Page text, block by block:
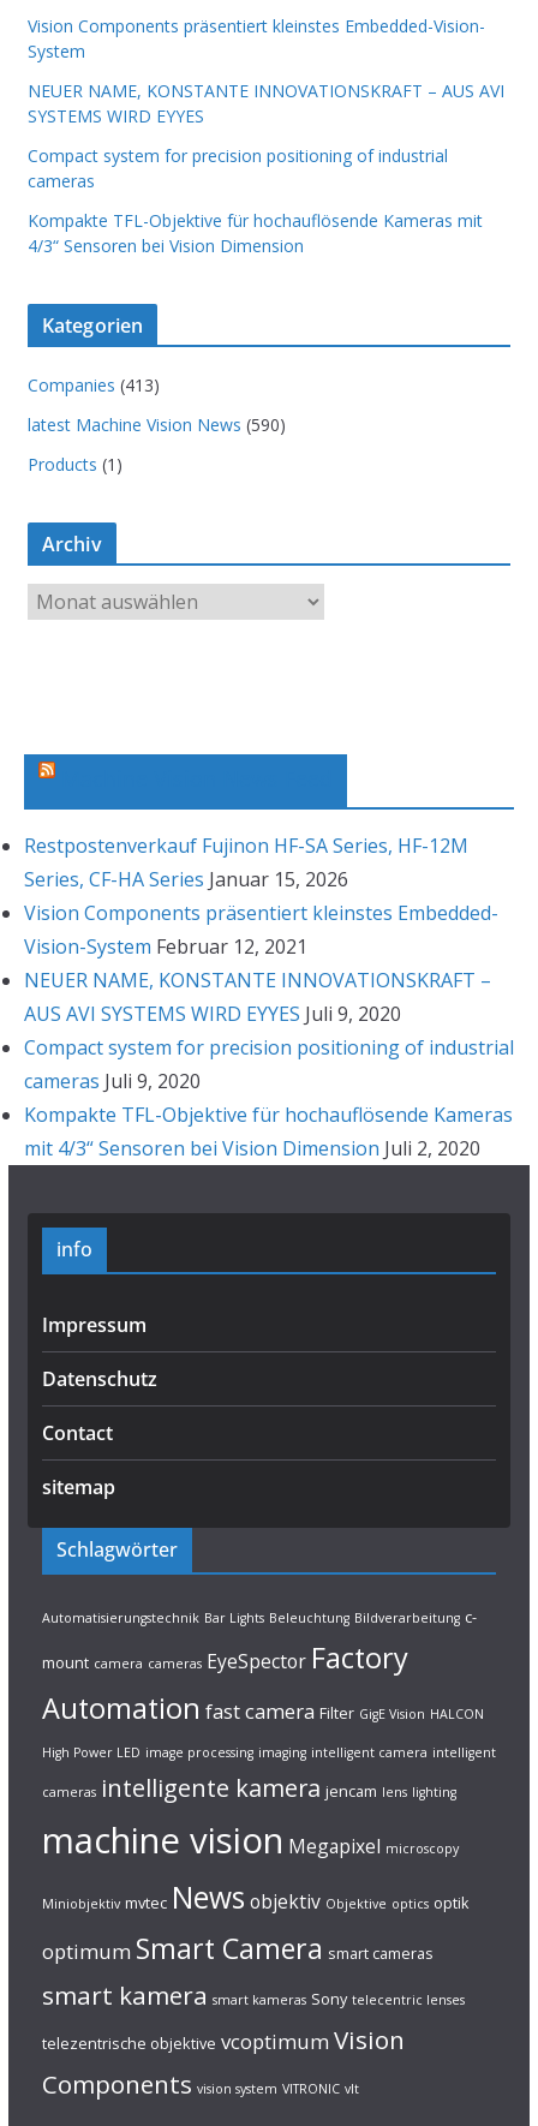
Vision Components präsentiert kleinstes Embedded-Vision-
System
NEUER NAME, KONSTANTE INNOVATIONSKRAFT – AUS AVI
SYSTEMS WIRD EYYES
Compact system for precision positioning of industrial
cameras
Kompakte TFL-Objektive für hochauflösende Kameras mit
4/3“ Sensoren bei Vision Dimension
Kategorien
Companies (413)
latest Machine Vision News (590)
Products (1)
Archiv
Restpostenverkauf Fujinon HF-SA Series, HF-12M
Series, CF-HA Series Januar 15, 2026
Vision Components präsentiert kleinstes Embedded-
Vision-System Februar 12, 2021
NEUER NAME, KONSTANTE INNOVATIONSKRAFT –
AUS AVI SYSTEMS WIRD EYYES Juli 9, 2020
Compact system for precision positioning of industrial
cameras Juli 9, 2020
Kompakte TFL-Objektive für hochauflösende Kameras
mit 4/3“ Sensoren bei Vision Dimension Juli 2, 2020
info
Impressum
Datenschutz
Contact
sitemap
Schlagwörter
Automatisierungstechnik Bar Lights Beleuchtung Bildverarbeitung c-
mount camera cameras EyeSpector Factory
Automation fast camera Filter GigE Vision HALCON
High Power LED image processing imaging intelligent camera intelligent
cameras intelligente kamera jencam lens lighting
machine vision Megapixel microscopy
Miniobjektiv mvtec News objektiv Objektive optics optik
optimum Smart Camera smart cameras
smart kamera smart kameras Sony telecentric lenses
telezentrische objektive vcoptimum Vision
Components vision system VITRONIC vlt